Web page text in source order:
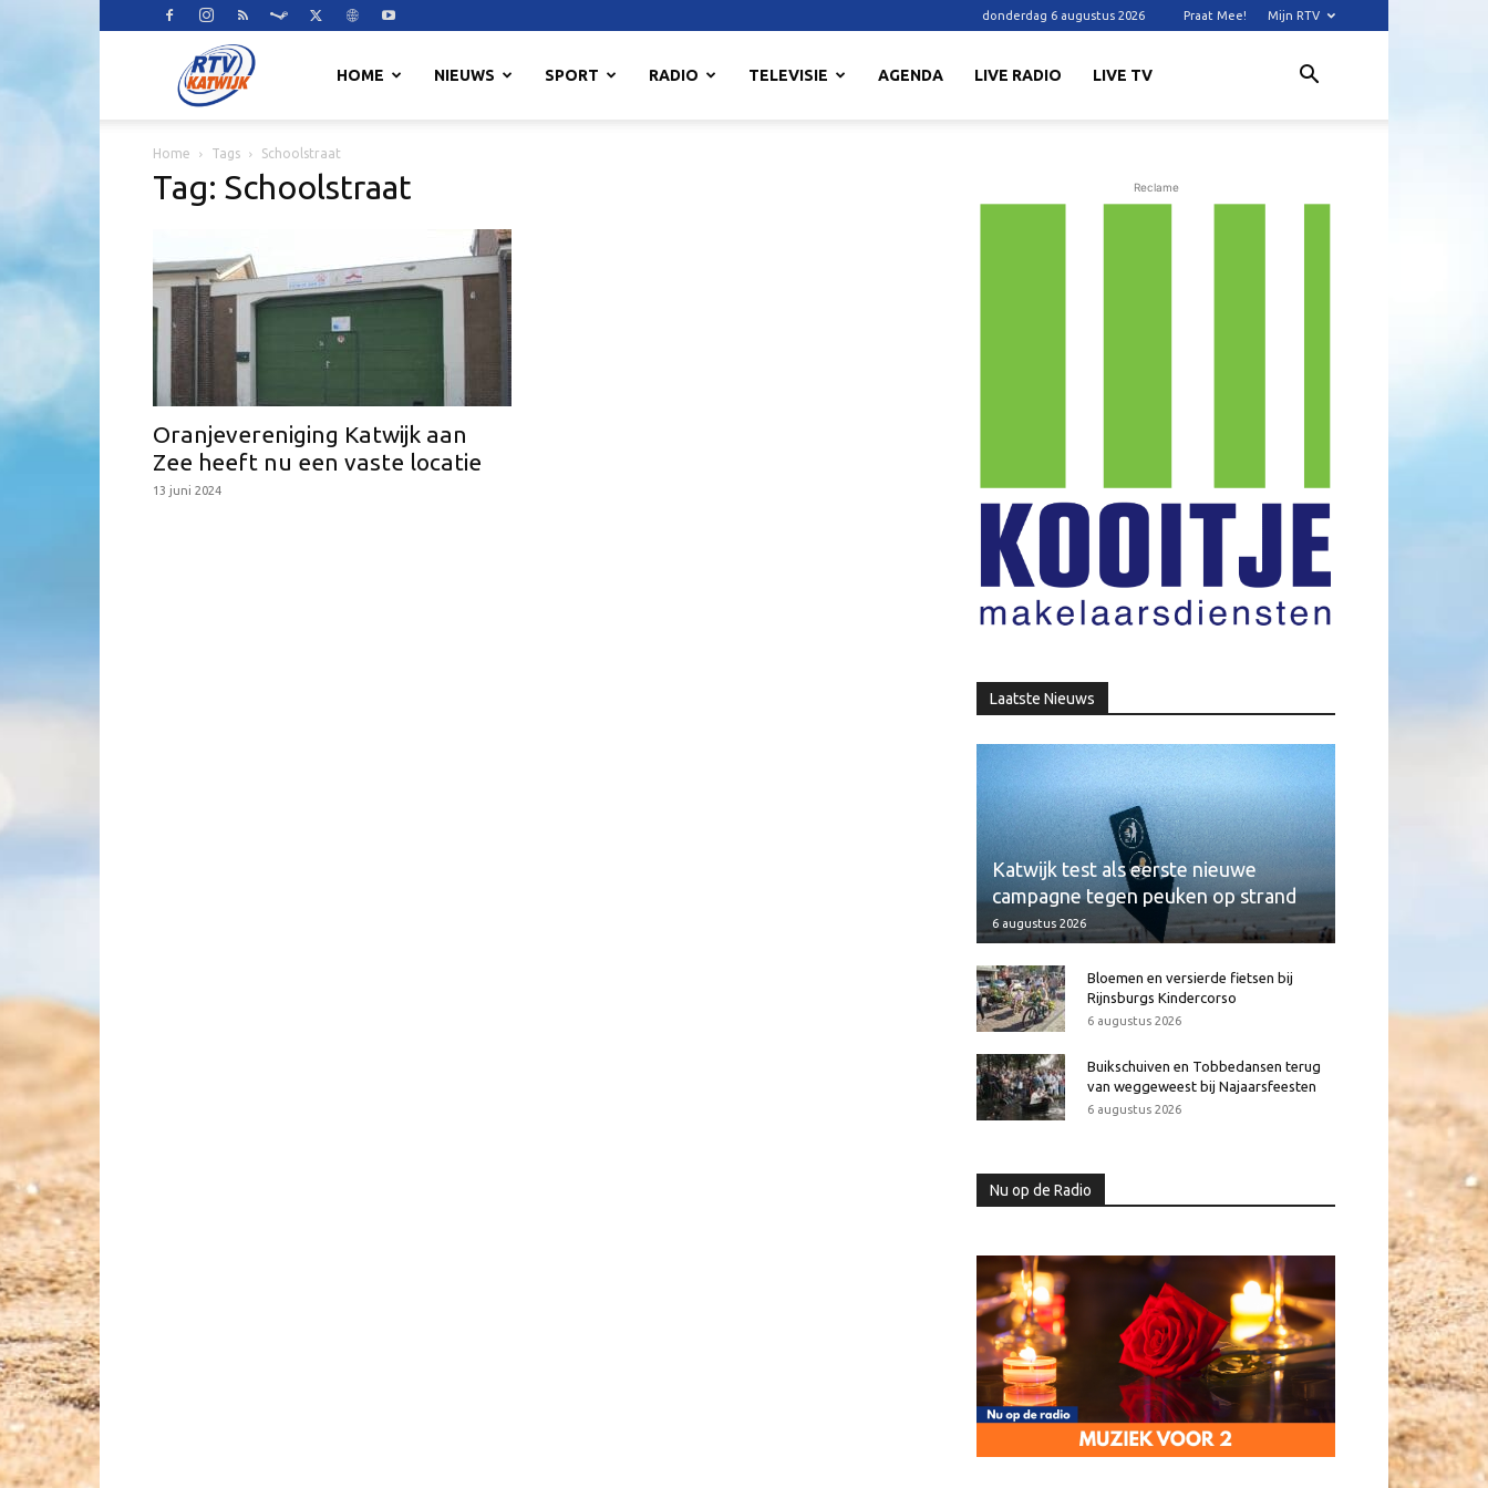
donderdag 6 augustus 2026 Praat Mee! Mijn RTV
Katwijk
HOME NIEUWS SPORT RADIO TELEVISIE AGENDA LIVE RADIO LIVE TV
Home Tags Schoolstraat
Tag: Schoolstraat
Oranjevereniging Katwijk aan
Zee heeft nu een vaste locatie
13 juni 2024
Reclame
Laatste Nieuws
Katwijk test als eerste nieuwe
campagne tegen peuken op strand
6 augustus 2026
Bloemen en versierde fietsen bij
Rijnsburgs Kindercorso
6 augustus 2026
Buikschuiven en Tobbedansen terug
van weggeweest bij Najaarsfeesten
6 augustus 2026
Nu op de Radio